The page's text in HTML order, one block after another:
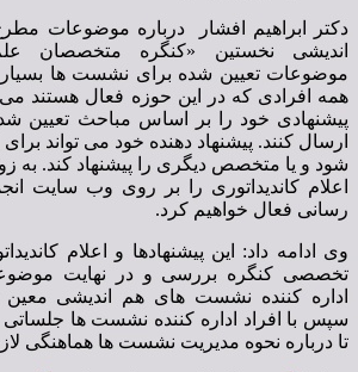
دکتر ابراهیم افشار درباره موضوعات
اندیشی نخستین «کنگره متخصصان
موضوعات تعیین شده برای نشست ها بسیار
همه افرادی که در این حوزه فعال هستند
پیشنهادی خود را بر اساس مباحث تعیین
ارسال کنند. پیشنهاد دهنده خود می تواند
شود و یا متخصص دیگری را پیشنهاد کند. به
اعلام کاندیداتوری را بر روی وب سایت
رسانی فعال خواهیم کرد.
وی ادامه داد: این پیشنهادها و اعلام
تخصصی کنگره بررسی و در نهایت
اداره کننده نشست های هم اندیشی
سپس با افراد اداره کننده نشست ها جلساتی
تا درباره نحوه مدیریت نشست ها هماهنگی